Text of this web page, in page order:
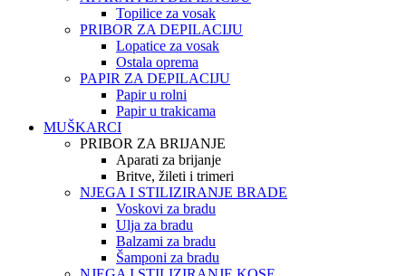
Topilice za vosak
PRIBOR ZA DEPILACIJU
Lopatice za vosak
Ostala oprema
PAPIR ZA DEPILACIJU
Papir u rolni
Papir u trakicama
MUŠKARCI
PRIBOR ZA BRIJANJE
Aparati za brijanje
Britve, žileti i trimeri
NJEGA I STILIZIRANJE BRADE
Voskovi za bradu
Ulja za bradu
Balzami za bradu
Šamponi za bradu